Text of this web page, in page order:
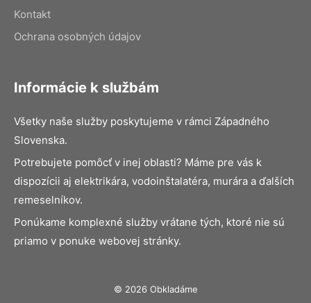
Kontakt
Ochrana osobných údajov
Informácie k službám
Všetky naše služby poskytujeme v rámci Západného
Slovenska.
Potrebujete pomôcť v inej oblasti? Máme pre vás k
dispozícii aj elektrikára, vodoinštalatéra, murára a ďalších
remeselníkov.
Ponúkame komplexné služby vrátane tých, ktoré nie sú
priamo v ponuke webovej stránky.
© 2026 Obkladáme